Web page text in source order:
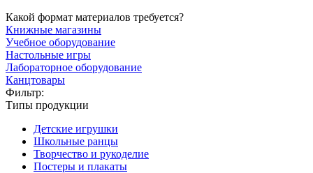
Какой формат материалов требуется?
Книжные магазины
Учебное оборудование
Настольные игры
Лабораторное оборудование
Канцтовары
Фильтр:
Типы продукции
Детские игрушки
Школьные ранцы
Творчество и рукоделие
Постеры и плакаты